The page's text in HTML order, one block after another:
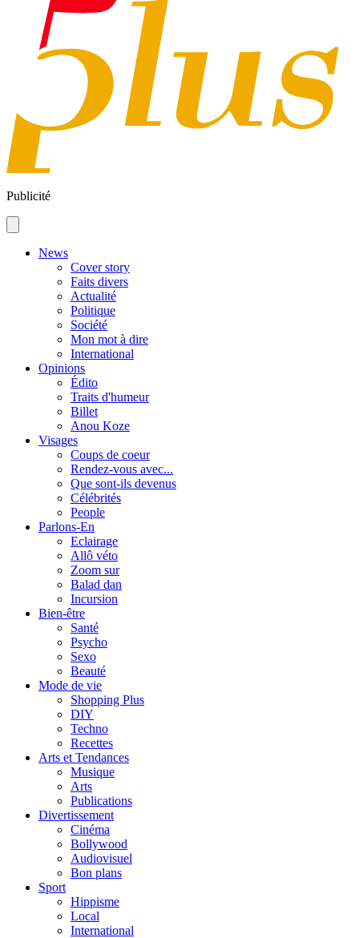
Publicité
News
Cover story
Faits divers
Actualité
Politique
Société
Mon mot à dire
International
Opinions
Édito
Traits d'humeur
Billet
Anou Koze
Visages
Coups de coeur
Rendez-vous avec...
Que sont-ils devenus
Célébrités
People
Parlons-En
Eclairage
Allô véto
Zoom sur
Balad dan
Incursion
Bien-être
Santé
Psycho
Sexo
Beauté
Mode de vie
Shopping Plus
DIY
Techno
Recettes
Arts et Tendances
Musique
Arts
Publications
Divertissement
Cinéma
Bollywood
Audiovisuel
Bon plans
Sport
Hippisme
Local
International